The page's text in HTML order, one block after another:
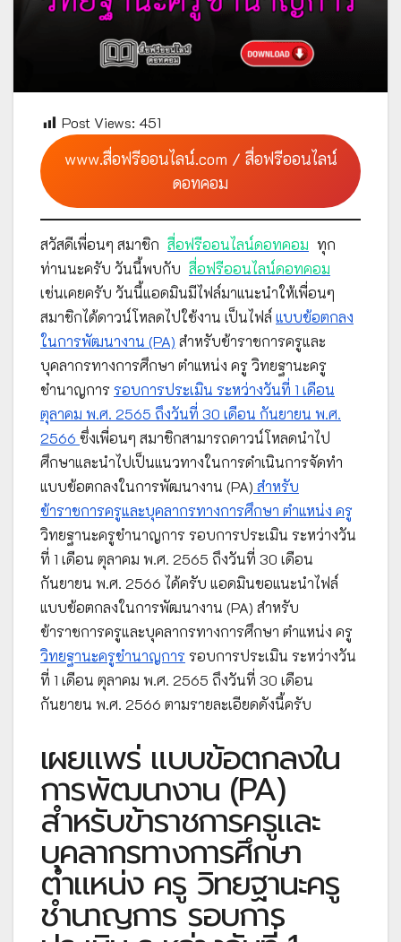
Post Views: 451
www.สื่อฟรีออนไลน์.com / สื่อฟรีออนไลน์
ดอทคอม
สวัสดีเพื่อนๆ สมาชิก สื่อฟรีออนไลน์ดอทคอม ทุก
ท่านนะครับ วันนี้พบกับ สื่อฟรีออนไลน์ดอทคอม
เช่นเคยครับ วันนี้แอดมินมีไฟล์มาแนะนำให้เพื่อนๆ
สมาชิกได้ดาวน์โหลดไปใช้งาน เป็นไฟล์ แบบข้อตกลง
ในการพัฒนางาน (PA) สำหรับข้าราชการครูและ
บุคลากรทางการศึกษา ตำแหน่ง ครู วิทยฐานะครู
ชำนาญการ รอบการประเมิน ระหว่างวันที่ 1 เดือน
ตุลาคม พ.ศ. 2565 ถึงวันที่ 30 เดือน กันยายน พ.ศ.
2566 ซึ่งเพื่อนๆ สมาชิกสามารถดาวน์โหลดนำไป
ศึกษาและนำไปเป็นแนวทางในการดำเนินการจัดทำ
แบบข้อตกลงในการพัฒนางาน (PA) สำหรับ
ข้าราชการครูและบุคลากรทางการศึกษา ตำแหน่ง ครู
วิทยฐานะครูชำนาญการ รอบการประเมิน ระหว่างวัน
ที่ 1 เดือน ตุลาคม พ.ศ. 2565 ถึงวันที่ 30 เดือน
กันยายน พ.ศ. 2566 ได้ครับ แอดมินขอแนะนำไฟล์
แบบข้อตกลงในการพัฒนางาน (PA) สำหรับ
ข้าราชการครูและบุคลากรทางการศึกษา ตำแหน่ง ครู
วิทยฐานะครูชำนาญการ รอบการประเมิน ระหว่างวัน
ที่ 1 เดือน ตุลาคม พ.ศ. 2565 ถึงวันที่ 30 เดือน
กันยายน พ.ศ. 2566 ตามรายละเอียดดังนี้ครับ
เผยแพร่ แบบข้อตกลงใน
การพัฒนางาน (PA)
สำหรับข้าราชการครูและ
บุคลากรทางการศึกษา
ตำแหน่ง ครู วิทยฐานะครู
ชำนาญการ รอบการ